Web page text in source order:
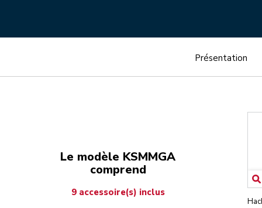
Présentation
Le modèle KSMMGA
comprend
9 accessoire(s) inclus